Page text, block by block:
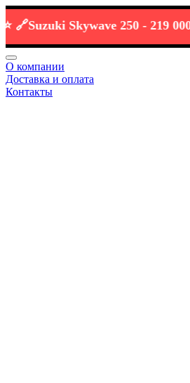
Suzuki Skywave 250 -219 000 р 💰
О компании
Доставка и оплата
Контакты